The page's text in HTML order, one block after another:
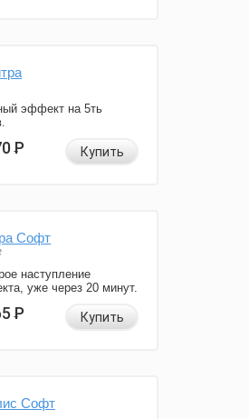
эффект на 5ть
Р Купить
Софт
наступление
уже через 20 минут.
Р Купить
Софт